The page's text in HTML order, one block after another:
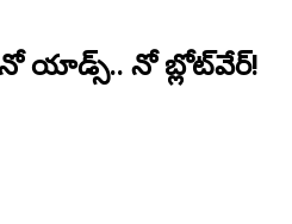
నో యాడ్స్.. నో బ్లోట్‌వేర్!